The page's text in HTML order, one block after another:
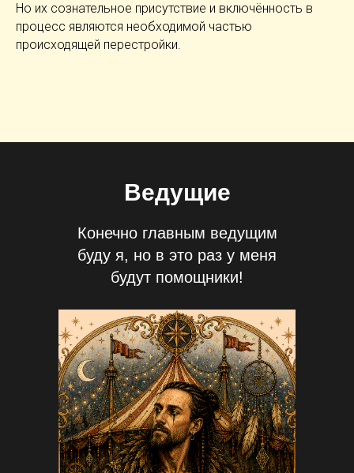
Но их сознательное присутствие и включённость в
процесс являются необходимой частью
происходящей перестройки.
Ведущие
Конечно главным ведущим
буду я, но в это раз у меня
будут помощники!